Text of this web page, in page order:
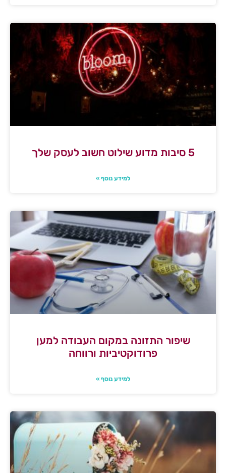
5 סיבות מדוע שילוט חשוב לעסק שלך
למידע נוסף »
שיפור התזונה במקום העבודה למען
פרודוקטיביות ורווחה
למידע נוסף »